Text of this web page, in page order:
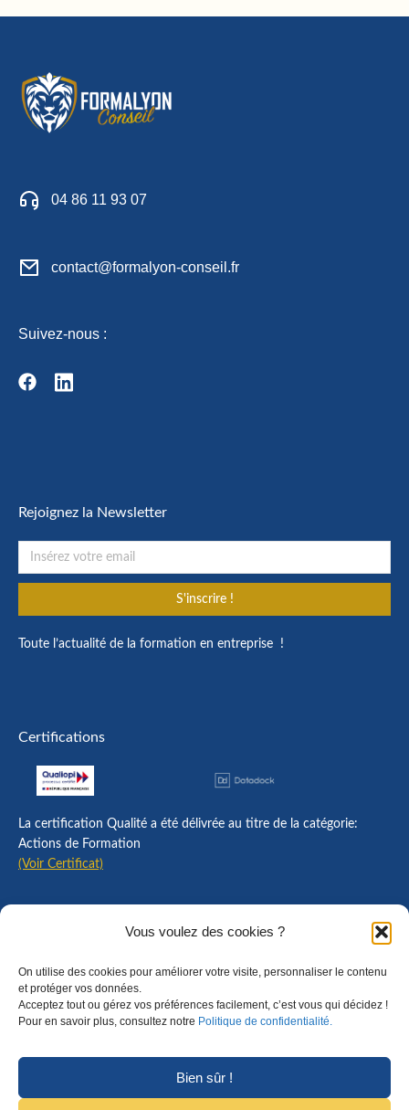
Vous voulez des cookies ?
On utilise des cookies pour améliorer votre visite, personnaliser le contenu
et protéger vos données.
Acceptez tout ou gérez vos préférences facilement, c’est vous qui décidez !
Pour en savoir plus, consultez notre Politique de confidentialité.
Bien sûr !
04 86 11 93 07
contact@formalyon-conseil.fr
Suivez-nous :
Rejoignez la Newsletter
S'inscrire !
Toute l’actualité de la formation en entreprise !
Certifications
La certification Qualité a été délivrée au titre de la catégorie:
Actions de Formation
(Voir Certificat)
Règlement intérieur
CGU
CGV